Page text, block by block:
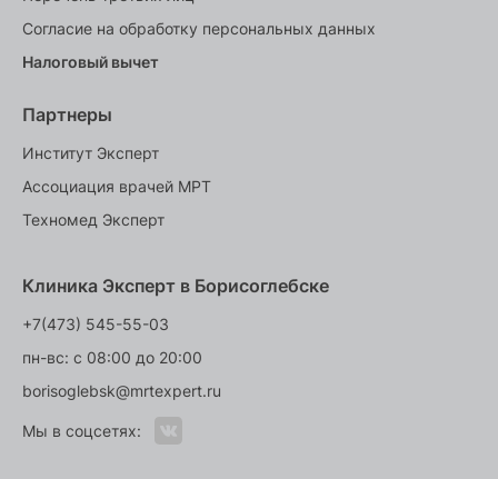
Согласие на обработку персональных данных
Налоговый вычет
Партнеры
Институт Эксперт
Ассоциация врачей МРТ
Техномед Эксперт
Клиника Эксперт в Борисоглебске
+7(473) 545-55-03
пн-вс: с 08:00 до 20:00
borisoglebsk@mrtexpert.ru
Мы в соцсетях: